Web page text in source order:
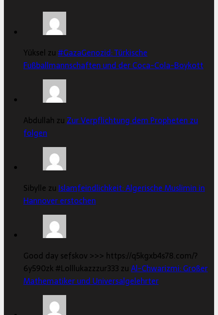
Yüksel zu#GazaGenozid: Türkische
Fußballmannschaften und der Coca-Cola-Boykott
Abdullah zu Zur Verpflichtung dem Propheten zu
folgen
Sibylle zu Islamfeindlichkeit: Algerische Muslimin in
Hannover erstochen
Good day sefskov >>> https://q5kgxb4s78.com/?
6y590zk #Lolllukazzzur333 zuAl-Chwarizmi: Großer
Mathematiker und Universalgelehrter